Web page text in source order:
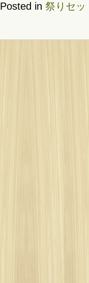
Posted in 祭りセッ